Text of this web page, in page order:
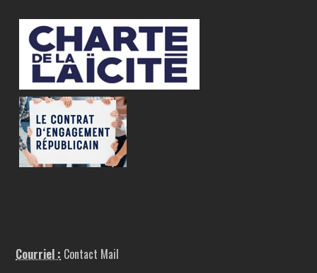
Courriel : Contact Mail